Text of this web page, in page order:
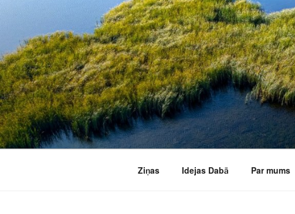
Doties
Ziņas Idejas Dabā Par mums